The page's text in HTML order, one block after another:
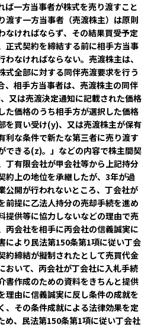
ば一方当事者が株式を売り渡すこと
渡す一方当事者（売渡株主）は原則
なければならず、その結果買受予定
正式契約を締結する前に相手方当事
わなければならない。売渡株主は、
式全部に対する同伴売渡要求を行う
、相手方当事者は、売渡株主の同伴
又は売渡決定通知に記載された価格
た価格のうち相手方が選択した価格
を買い受け(y)、又は売渡株主が保有
利な条件で新たな第三者に売り渡す
できる(z)。」などの内容で株主間契
丁有限会社が甲会社等から上記持分
約上の地位を承継したが、3年が過
公開が行われないところ、丁会社が
前提に乙法人持分の売却手続を進め
提供等に協力しないなどの理由で売
丙会社を相手に丙会社の信義誠実に
により民法第150条第1項に従い丁会
約締結が擬制されたとして売買代金
おいて、丙会社が丁会社に入札手続
書作成のための資料をきちんと提供
理由に信義誠実に反し条件の成就を
、その条件成就による法律効果を定
め、民法第150条第1項に従い丁会社